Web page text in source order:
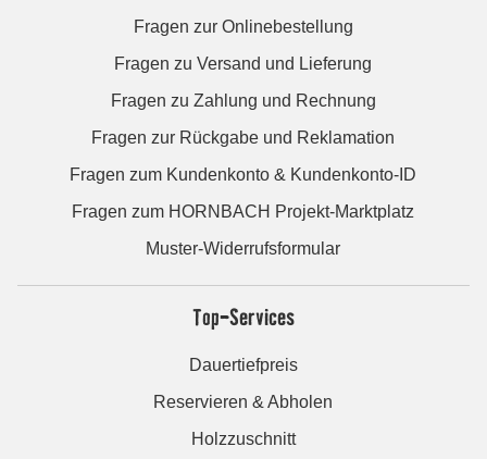
Fragen zur Onlinebestellung
Fragen zu Versand und Lieferung
Fragen zu Zahlung und Rechnung
Fragen zur Rückgabe und Reklamation
Fragen zum Kundenkonto & Kundenkonto-ID
Fragen zum HORNBACH Projekt-Marktplatz
Muster-Widerrufsformular
Top-Services
Dauertiefpreis
Reservieren & Abholen
Holzzuschnitt